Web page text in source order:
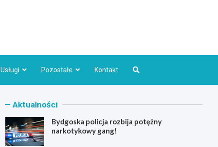
Usługi Pozostałe Kontakt
Aktualności
Bydgoska policja rozbija potężny
narkotykowy gang!